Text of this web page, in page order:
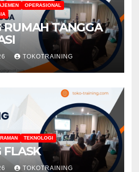
OPERASIONAL
TANGGA
TOKOTRAINING
TEKNOLOGI
TOKOTRAINING